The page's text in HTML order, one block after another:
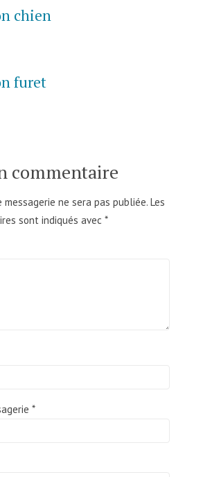
chien
furet
commentaire
messagerie ne sera pas publiée. Les
sont indiqués avec *
*